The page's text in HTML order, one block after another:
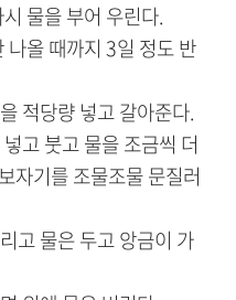
물을 부어 우린다.
올 때까지 3일 정도 반
적당량 넣고 갈아준다.
고 붓고 물을 조금씩 더
자기를 조물조물 문질러
고 물은 두고 앙금이 가